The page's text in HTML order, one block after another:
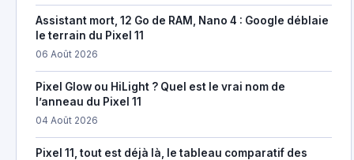
Assistant mort, 12 Go de RAM, Nano 4 : Google déblaie
le terrain du Pixel 11
06 Août 2026
Pixel Glow ou HiLight ? Quel est le vrai nom de
l’anneau du Pixel 11
04 Août 2026
Pixel 11, tout est déjà là, le tableau comparatif des